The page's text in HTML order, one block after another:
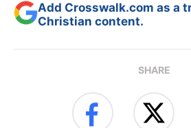
Add Crosswalk.com as a
Christian content.
SHARE